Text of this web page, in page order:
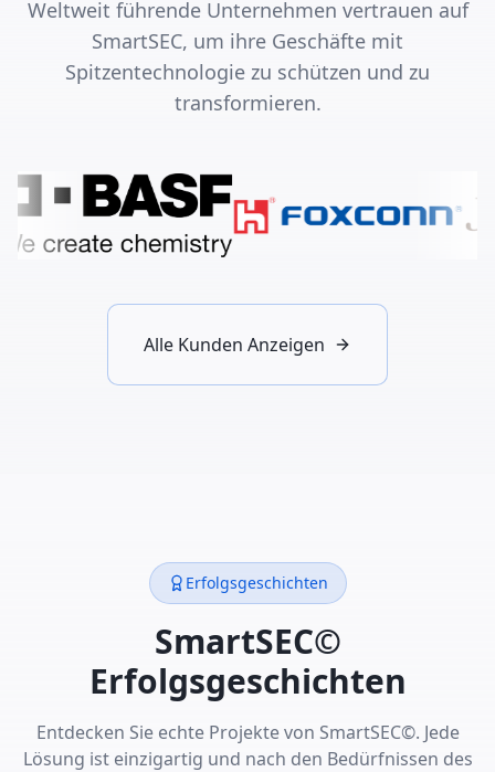
Weltweit führende Unternehmen vertrauen auf
SmartSEC, um ihre Geschäfte mit
Spitzentechnologie zu schützen und zu
transformieren.
Alle Kunden Anzeigen
Erfolgsgeschichten
SmartSEC©
Erfolgsgeschichten
Entdecken Sie echte Projekte von SmartSEC©. Jede
Lösung ist einzigartig und nach den Bedürfnissen des